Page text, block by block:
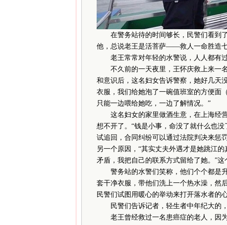
在警务站待的时间够长，民警们看到了
他，总说老王是活菩萨——救人一命胜造
老王常常对年轻的水警说，人人都有
不久前的一天夜里，王怀庆救上来一名
和意识后，这名妇女告诉警察，她好几天
衣服，我们给她泡了一碗值班室的方便面
只能一边喂给她吃，一边了解情况。”
这名妇女的家里做酒生意，在上海经营
想不开了。“钱是小事，命没了就什么也
试追回，合同纠纷可以通过法院判决来
另一个原因，“其实丈夫外遇才是她跳江
矛盾，我把自己的联系方式留给了她。”这
警务站的水警们笑称，他们个个都是升
套干净衣服，带他们洗上一个热水澡，然
民警们试图用暖心的举动来打开落水者的
民警们告诉记者，轻生者中年纪大的，
老王曾经救过一名患癌症的老人，因为